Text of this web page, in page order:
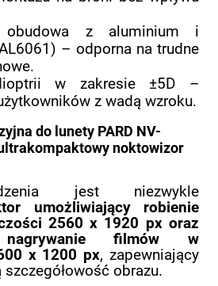
obudowa z aluminium i
– odporna na trudne
w zakresie ±5D –
z wadą wzroku.
do lunety PARD NV-
noktowizor
jest niezwykle
umożliwiający robienie
2560 x 1920 px oraz
nagrywanie filmów w
x 1200 px, zapewniający
obrazu.